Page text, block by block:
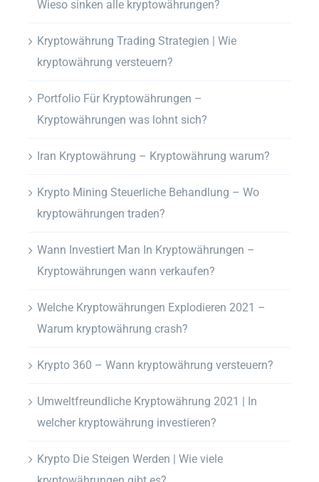
Wieso sinken alle kryptowährungen?
Kryptowährung Trading Strategien | Wie
kryptowährung versteuern?
Portfolio Für Kryptowährungen –
Kryptowährungen was lohnt sich?
Iran Kryptowährung – Kryptowährung warum?
Krypto Mining Steuerliche Behandlung – Wo
kryptowährungen traden?
Wann Investiert Man In Kryptowährungen –
Kryptowährungen wann verkaufen?
Welche Kryptowährungen Explodieren 2021 –
Warum kryptowährung crash?
Krypto 360 – Wann kryptowährung versteuern?
Umweltfreundliche Kryptowährung 2021 | In
welcher kryptowährung investieren?
Krypto Die Steigen Werden | Wie viele